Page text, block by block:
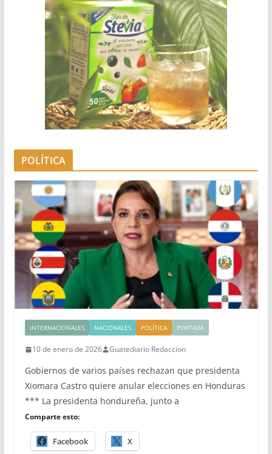
POLÍTICA
INTERNACIONALES NACIONALES POLÍTICA PORTADA
10 de enero de 2026 Guatediario Redaccion
Gobiernos de varios países rechazan que presidenta
Xiomara Castro quiere anular elecciones en Honduras
*** La presidenta hondureña, junto a
Comparte esto:
Facebook X